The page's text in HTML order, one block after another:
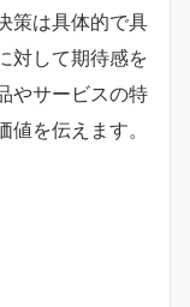
策は具体的で具
対して期待感を
やサービスの特
を伝えます。